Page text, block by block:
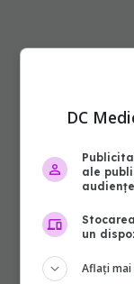
DC
ale
un
Aflați